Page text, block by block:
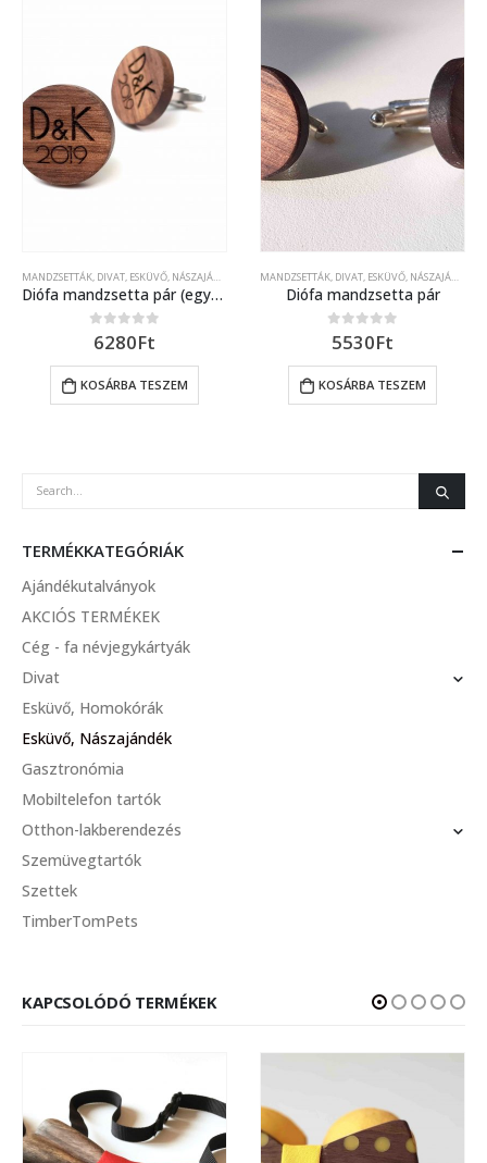
NÁSZAJÁNDÉK,SZETTEK
MANDZSETTÁK, DIVAT, ESKÜVŐ, NÁSZAJÁNDÉK
Diófa mandzsetta pár (egyedi kérés szerinti) lézer gravírozott díszítéssel
0out of 5
6280Ft
KOSÁRBA TESZEM
MANDZSETTÁK, DIVAT, ESKÜVŐ, NÁSZAJÁNDÉK
Diófa mandzsetta pár
0out of 5
5530Ft
KOSÁRBA TESZEM
TERMÉKKATEGÓRIÁK
Ajándékutalványok
AKCIÓS TERMÉKEK
Cég - fa névjegykártyák
Divat
Esküvő, Homokórák
Esküvő, Nászajándék
Gasztronómia
Mobiltelefon tartók
Otthon-lakberendezés
Szemüvegtartók
Szettek
TimberTomPets
KAPCSOLÓDÓ TERMÉKEK